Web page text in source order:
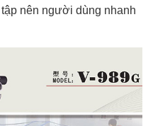
nên người dùng nhanh